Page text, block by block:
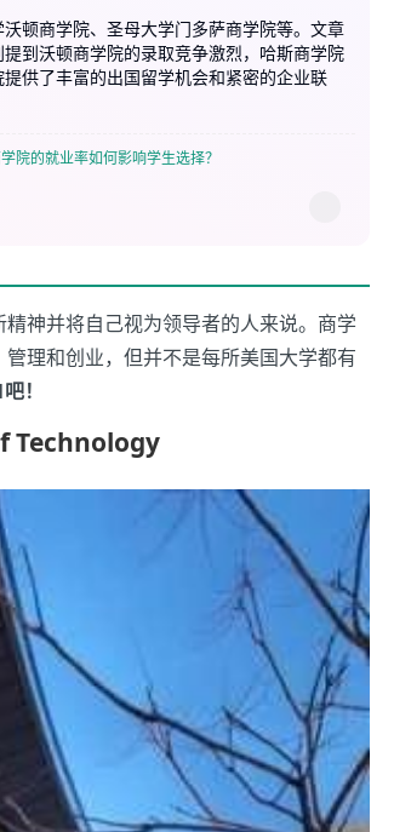
顿商学院、圣母大学门多萨商学院等。文章
到沃顿商学院的录取竞争激烈，哈斯商学院
供了丰富的出国留学机会和紧密的企业联
院的就业率如何影响学生选择？
神并将自己视为领导者的人来说。商学
理和创业，但并不是每所美国大学都有
！
Technology